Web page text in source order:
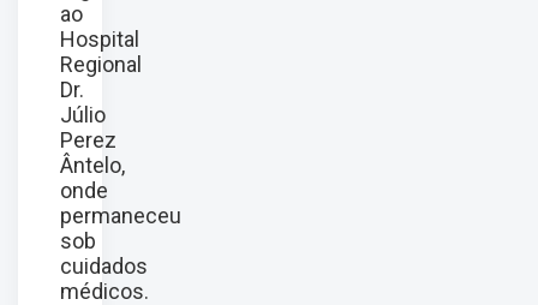
ao
Hospital
Regional
Dr.
Júlio
Perez
Ântelo,
onde
permaneceu
sob
cuidados
médicos.